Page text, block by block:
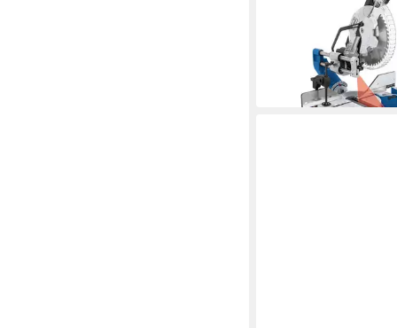
Zug-, Kapp- und
299,30 €
in 4-5 Werktagen bei dir